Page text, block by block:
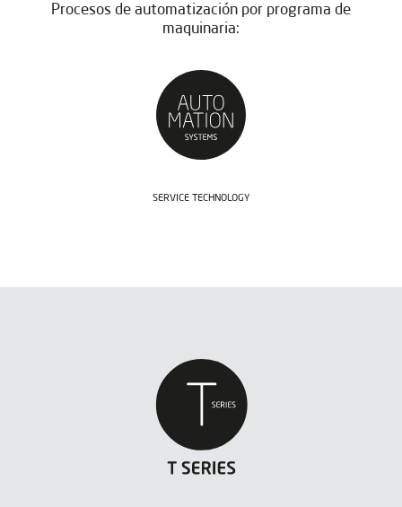
Procesos de automatización por programa de
maquinaria:
SERVICE TECHNOLOGY